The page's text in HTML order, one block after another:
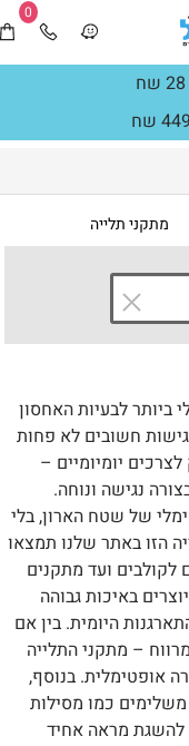
0
מתקני תלייה
ביותר לבעיות האחסון
חשובים לא פחות
יומיומיים –
נגישה ונוחה.
של שטח הארון, בלי
הזו באתר שלנו תמצאו
ועד מתקנים
באיכות גבוהה
היומית. בין אם
– מתקני התלייה
אופטימלית. בנוסף,
כמו מסילות
להשגת מראה אחיד